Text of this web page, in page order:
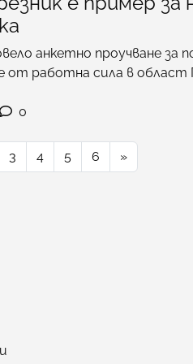
анкетно проучване за
работна сила в област
0
3 4 5 6 »